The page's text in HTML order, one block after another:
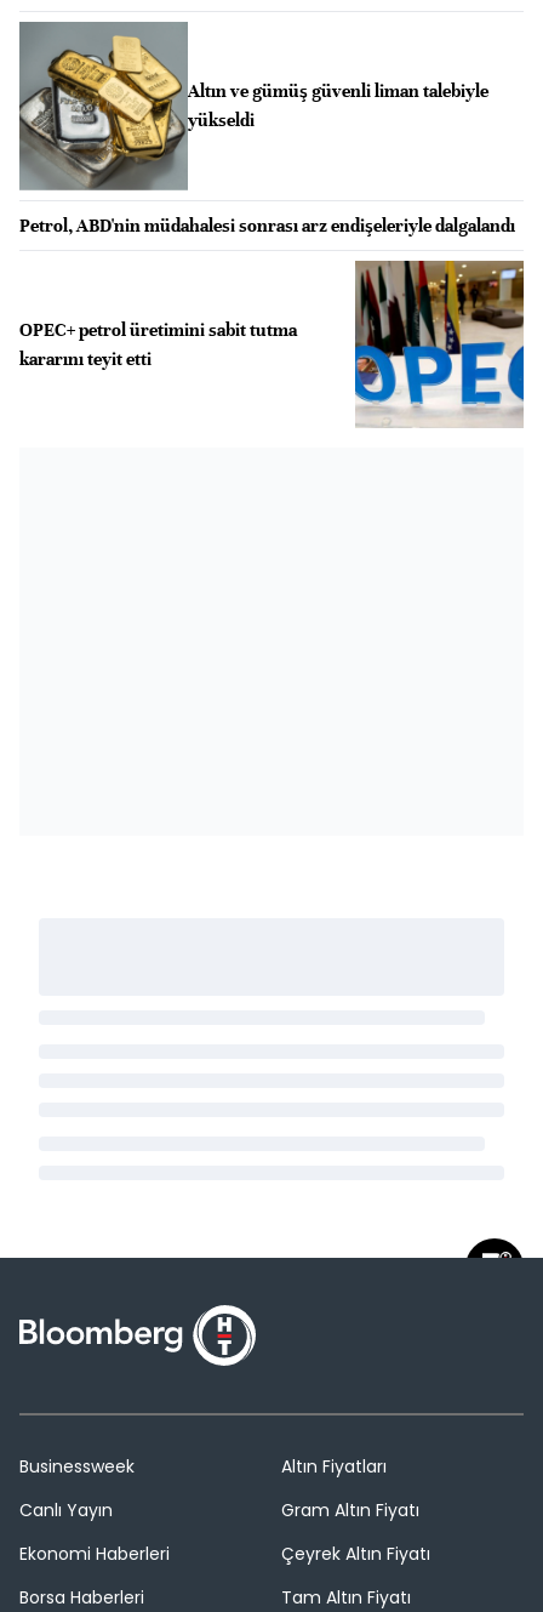
Altın ve gümüş güvenli liman talebiyle
yükseldi
Petrol, ABD'nin müdahalesi sonrası arz endişeleriyle dalgalandı
OPEC+ petrol üretimini sabit tutma
kararını teyit etti
Businessweek
Canlı Yayın
Ekonomi Haberleri
Borsa Haberleri
Altın Fiyatları
Gram Altın Fiyatı
Çeyrek Altın Fiyatı
Tam Altın Fiyatı